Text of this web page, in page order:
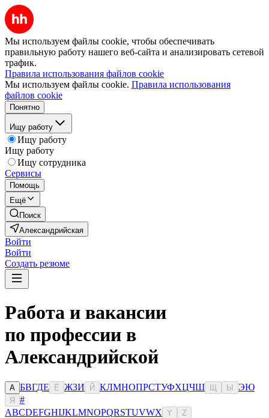
Мы используем файлы cookie, чтобы обеспечивать
правильную работу нашего веб-сайта и анализировать сетевой
трафик.
Правила использования файлов cookie
Мы используем файлы cookie. Правила использования
файлов cookie
Понятно
Ищу работу
Ищу работу
Ищу работу
Ищу сотрудника
Сервисы
Помощь
Ещё
Поиск
Александрийская
Войти
Войти
Создать резюме
Работа и вакансии
по профессии в
Александрийской
А БВГДЕ Ё ЖЗИ Й КЛМНОПРСТУФХЦЧШ Ы ЭЮ
Я
#
ABCDEFGHIJKLMNOPQRSTUVWX Y Z